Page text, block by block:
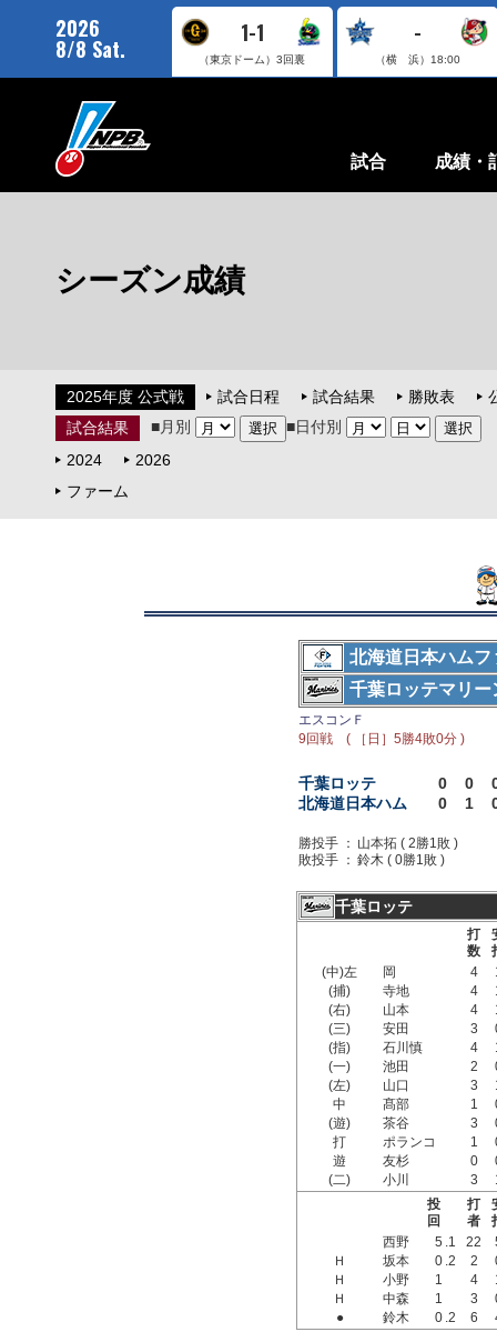
2026
8/8 Sat.
1-1
（東京ドーム）3回裏
-
（横 浜） 18:00
試合 成績・
シーズン成績
2025年度 公式戦 試合日程 試合結果 勝敗表
試合結果
■月別
■日付別
2024
2026
ファーム
北海道日本ハムフ
千葉ロッテマリー
エスコンＦ
9回戦 ( ［日］5勝4敗0分 )
千葉ロッテ 0 0
北海道日本ハム
0 1
勝投手 ： 山本拓 ( 2勝1敗 )
敗投手 ： 鈴木 ( 0勝1敗 )
千葉ロッテ
打
数
(中)左
岡 4
(捕)
寺地 4
(右)
山本 4
(三)
安田 3
(指)
石川慎 4
(一)
池田 2
(左)
山口 3
中
髙部 1
(遊)
茶谷 3
打
ポランコ 1
遊
友杉 0
(二)
小川 3
投
回
打
者
西野
5 .1 22
Ｈ
坂本 0 .2 2
Ｈ
小野 1 4
Ｈ
中森 1 3
●
鈴木 0 .2 6